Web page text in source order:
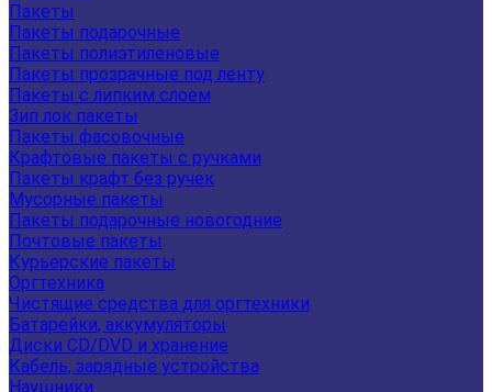
Пакеты
Пакеты подарочные
Пакеты полиэтиленовые
Пакеты прозрачные под ленту
Пакеты с липким слоем
Зип лок пакеты
Пакеты фасовочные
Крафтовые пакеты с ручками
Пакеты крафт без ручек
Мусорные пакеты
Пакеты подарочные новогодние
Почтовые пакеты
Курьерские пакеты
Оргтехника
Чистящие средства для оргтехники
Батарейки, аккумуляторы
Диски CD/DVD и хранение
Кабель, зарядные устройства
Наушники